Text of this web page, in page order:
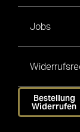
Jobs
Bestellung
Widerrufen